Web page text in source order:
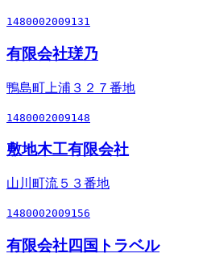
1480002009131
有限会社瑳乃
鴨島町上浦３２７番地
1480002009148
敷地木工有限会社
山川町流５３番地
1480002009156
有限会社四国トラベル